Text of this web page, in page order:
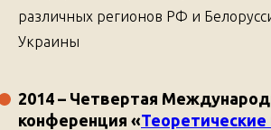
различных регионов РФ и
Украины
2014 – Четвертая
конференция «